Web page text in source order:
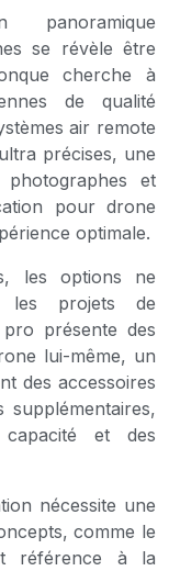
se révèle être
cherche à
de qualité
air remote
précises, une
et
pour drone
optimale.
les options ne
les projets de
pro présente des
lui-même, un
des accessoires
supplémentaires,
et des
nécessite une
comme le
référence à la